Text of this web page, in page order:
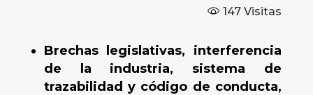
147 Visitas
Brechas legislativas, interferencia
de la industria, sistema de
trazabilidad y código de conducta,